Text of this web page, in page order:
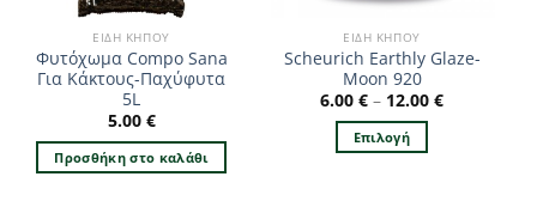
ΕΊΔΗ ΚΉΠΟΥ
Φυτόχωμα Compo Sana
Για Κάκτους-Παχύφυτα
5L
5.00 €
Προσθήκη στο καλάθι
ΕΊΔΗ ΚΉΠΟΥ
Scheurich Earthly Glaze-
Moon 920
6.00 € – 12.00 €
Επιλογή